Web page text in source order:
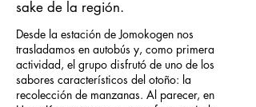
sake de la región.
Desde la estación de Jomokogen nos
trasladamos en autobús y, como primera
actividad, el grupo disfrutó de uno de los
sabores característicos del otoño: la
recolección de manzanas. Al parecer, en